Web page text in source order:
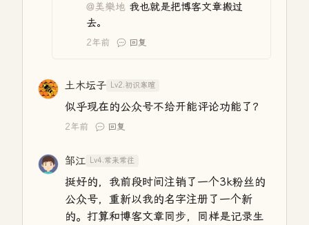
@美樂地 我也就是把博客文章搬过
去。
2年前 回复
土木坛子 Lv2.初识寒暄
似乎现在的公众号不给开能评论功能了？
2年前 回复
邹江 Lv4.常来常往
挺好的，我前段时间注销了一个3k粉丝的
公众号，重新以我的名字注册了一个新
的。打算和博客文章同步，同样是记录生